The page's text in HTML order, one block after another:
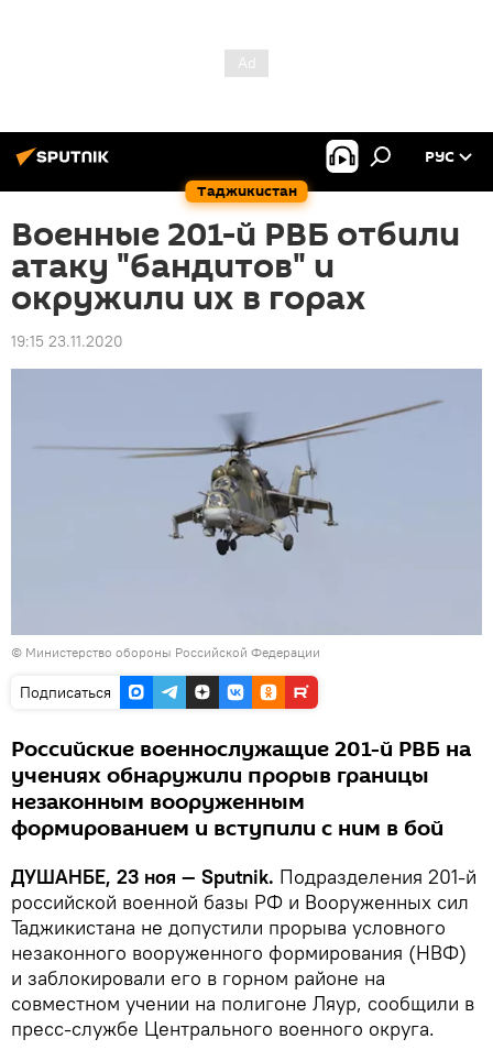
Таджикистан
РУС
Военные 201-й РВБ отбили
атаку "бандитов" и
окружили их в горах
19:15 23.11.2020
© Министерство обороны Российской Федерации
Подписаться
Российские военнослужащие 201-й РВБ на
учениях обнаружили прорыв границы
незаконным вооруженным
формированием и вступили с ним в бой
ДУШАНБЕ, 23 ноя — Sputnik. Подразделения 201-й
российской военной базы РФ и Вооруженных сил
Таджикистана не допустили прорыва условного
незаконного вооруженного формирования (НВФ)
и заблокировали его в горном районе на
совместном учении на полигоне Ляур, сообщили в
пресс-службе Центрального военного округа.